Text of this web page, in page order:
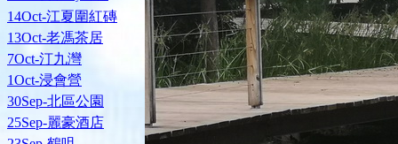
14Oct-江夏圍紅磚
13Oct-老馮茶居
7Oct-汀九灣
1Oct-浸會營
30Sep-北區公園
25Sep-麗豪酒店